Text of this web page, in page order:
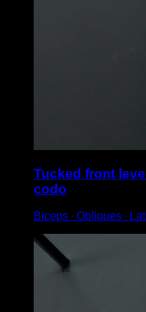
Tucked front
codo
Biceps ∙ Obliques ∙